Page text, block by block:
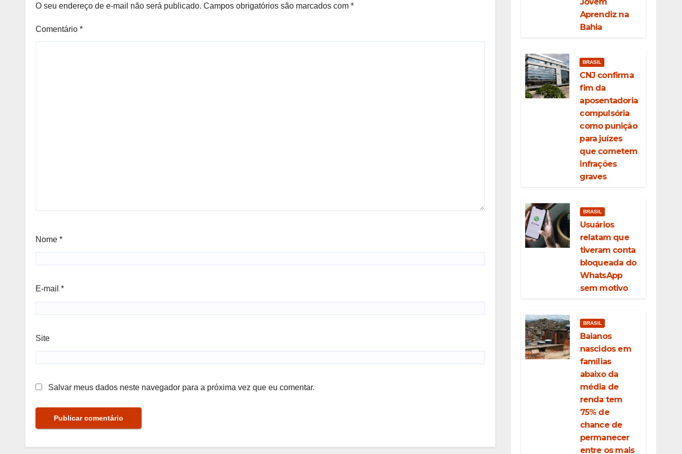
O seu endereço de e-mail não será publicado. Campos obrigatórios são marcados com *
Comentário *
Nome *
E-mail *
Site
Salvar meus dados neste navegador para a próxima vez que eu comentar.
Aprendiz na
Bahia
BRASIL
CNJ confirma
fim da
aposentadoria
compulsória
como punição
para juízes
que cometem
infrações
graves
BRASIL
Usuários
relatam que
tiveram conta
bloqueada do
WhatsApp
sem motivo
BRASIL
Baianos
nascidos em
famílias
abaixo da
média de
renda tem
75% de
chance de
permanecer
entre os mais